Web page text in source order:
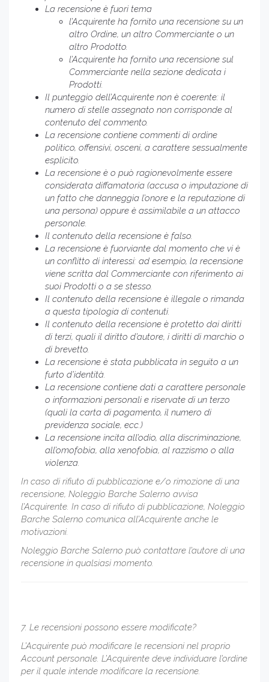
La recensione è fuori tema
l’Acquirente ha fornito una recensione su un
altro Ordine, un altro Commerciante o un
altro Prodotto.
l’Acquirente ha fornito una recensione sul
Commerciante nella sezione dedicata i
Prodotti.
Il punteggio dell’Acquirente non è coerente: il
numero di stelle assegnato non corrisponde al
contenuto del commento.
La recensione contiene commenti di ordine
politico, offensivi, osceni, a carattere sessualmente
esplicito.
La recensione è o può ragionevolmente essere
considerata diffamatoria (accusa o imputazione di
un fatto che danneggia l’onore e la reputazione di
una persona) oppure è assimilabile a un attacco
personale.
Il contenuto della recensione è falso.
La recensione è fuorviante dal momento che vi è
un conflitto di interessi: ad esempio, la recensione
viene scritta dal Commerciante con riferimento ai
suoi Prodotti o a se stesso.
Il contenuto della recensione è illegale o rimanda
a questa tipologia di contenuti.
Il contenuto della recensione è protetto dai diritti
di terzi, quali il diritto d’autore, i diritti di marchio o
di brevetto.
La recensione è stata pubblicata in seguito a un
furto d’identità.
La recensione contiene dati a carattere personale
o informazioni personali e riservate di un terzo
(quali la carta di pagamento, il numero di
previdenza sociale, ecc.)
La recensione incita all’odio, alla discriminazione,
all’omofobia, alla xenofobia, al razzismo o alla
violenza.
In caso di rifiuto di pubblicazione e/o rimozione di una
recensione, Noleggio Barche Salerno avvisa
l’Acquirente. In caso di rifiuto di pubblicazione, Noleggio
Barche Salerno comunica all’Acquirente anche le
motivazioni.
Noleggio Barche Salerno può contattare l’autore di una
recensione in qualsiasi momento.
7. Le recensioni possono essere modificate?
L’Acquirente può modificare le recensioni nel proprio
Account personale. L’Acquirente deve individuare l’ordine
per il quale intende modificare la recensione.